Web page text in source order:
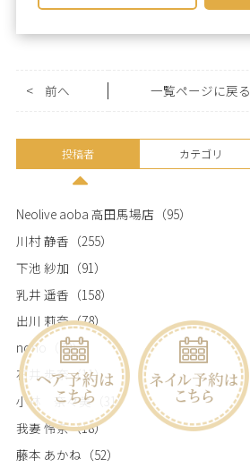
< 前へ 一覧ページに戻る
投稿者 カテゴリ
Neolive aoba 高田馬場店 （95）
川村 静香 （255）
下池 紗加 （91）
乳井 遥香 （158）
出川 莉奈（78）
nono
（79）
石井 歩奈（11）
小林 奈々美（31）
我妻 怜奈（18）
藤本 あかね （52）